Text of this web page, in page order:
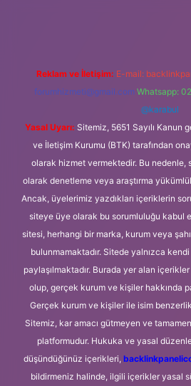
Reklam ve İletişim: E-mail:
forumhizmeti@gmail.com Whatsapp:
@karabul
Yasal Uyarı: Sitemiz, 5651 Sayılı Kanun
ve İletişim Kurumu (BTK) tarafından
olarak hizmet vermektedir. Bu
olarak denetleme veya araştırma
Ancak, üyelerimiz yazdıkları içeriklerin
siteye üye olarak bu sorumluluğu kabul
sitesi, herhangi bir marka, kurum veya
bulunmamaktadır. Sitede yalnızca kendi
paylaşılmaktadır. Burada yer alan
olup, gerçek kurum ve kişiler hakkında
Gerçek kurum ve kişiler ile isim
Sitemiz, kar amacı gütmeyen ve
platformudur. Hukuka ve yasal
düşündüğünüz içerikleri,
bildirmeniz halinde, ilgili içerikler yasal